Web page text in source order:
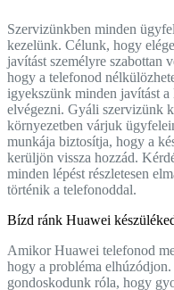
Szervizünkben minden
kezelünk. Célunk, hogy
javítást személyre szabottan
hogy a telefonod
igyekszünk minden javítást
elvégezni. Gyáli szervizünk
környezetben várjuk
munkája biztosítja, hogy a
kerüljön vissza hozzád.
minden lépést részletesen
történik a telefonoddal.
Bízd ránk Huawei
Amikor Huawei telefonod
hogy a probléma
gondoskodunk róla, hogy